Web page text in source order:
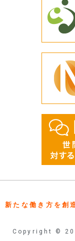
新たな働き方を創
Copyright ©